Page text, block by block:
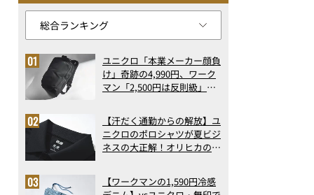
ユニクロ「本業メーカー顔負
け」奇跡の4,990円、ワーク
マン「2,500円は反則級」凄
ト3】（2026年6月版）
【汗だく通勤からの解放】ユ
ニクロのポロシャツが夏ビジ
ネスの大正解！オリヒカの透
アの実力
【ワークマンの1,590円冷感